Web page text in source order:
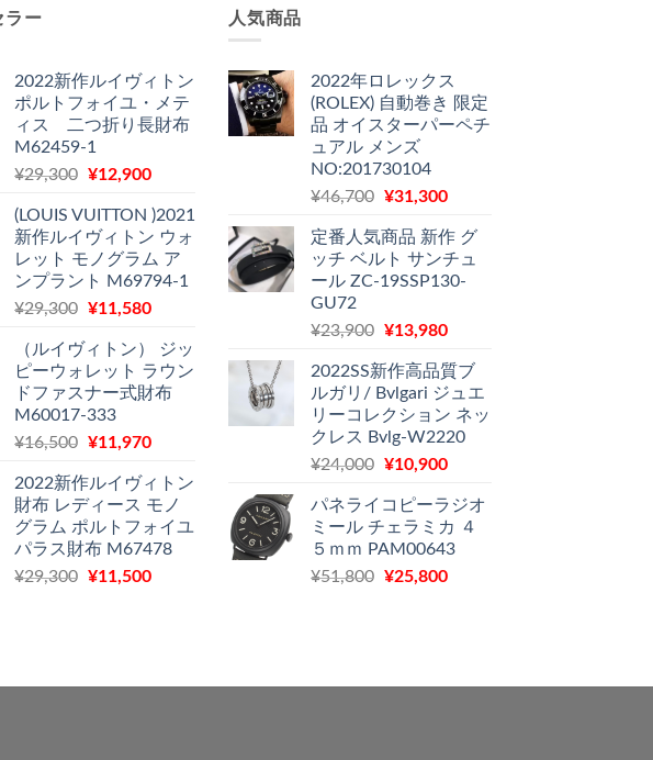
ラー
2022新作ルイヴィトン
ポルトフォイユ・メテ
ィス 二つ折り長財布
M62459-1
¥29,300 元
価
格
は
¥29,300
で
た。
¥12,900現
の
価
格
は
¥12,900
す。
(LOUIS VUITTON )2021
新作ルイヴィトン ウォ
レット モノグラム ア
ンプラント M69794-1
¥29,300 元
価
格
は
¥29,300
で
た。
¥11,580現
の
価
格
¥11,580
す。
（ルイヴィトン） ジッ
ピーウォレット ラウン
ドファスナー式財布
M60017-333
¥16,500 元
価
格
は
¥16,500
で
¥11,970現
の
価
格
は
¥11,970
2022新作ルイヴィトン
財布 レディース モノ
グラム ポルトフォイユ
パラス財布 M67478
¥29,300 元
¥29,300
¥11,500現
は
人気商品
2022年ロレックス
(ROLEX) 自動巻き 限定
品 オイスターパーペチ
ュアル メンズ
NO:201730104
¥46,700 元
価
格
は
で
た。
¥31,300現
の
価
格
¥31,300
す。
定番人気商品 新作 グ
ッチ ベルト サンチュ
ール ZC-19SSP130-
GU72
¥23,900 元
価
格
は
¥23,900
で
た。
¥13,980現
の
価
格
は
¥13,980
す。
2022SS新作高品質ブ
ルガリ/ Bvlgari ジュエ
リーコレクション ネッ
クレス Bvlg-W2220
¥24,000 元
価
格
は
¥24,000
¥10,900現
の
価
格
は
パネライコピーラジオ
ミール チェラミカ ４
５ｍｍ PAM00643
¥51,800 元
¥51,800
¥25,800現
は